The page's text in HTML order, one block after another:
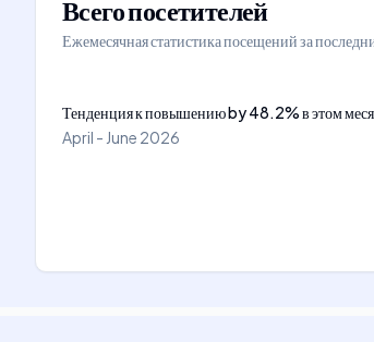
Всего посетителей
Ежемесячная статистика посещений за
Тенденция к повышениюby48.2%в этом
April - June 2026